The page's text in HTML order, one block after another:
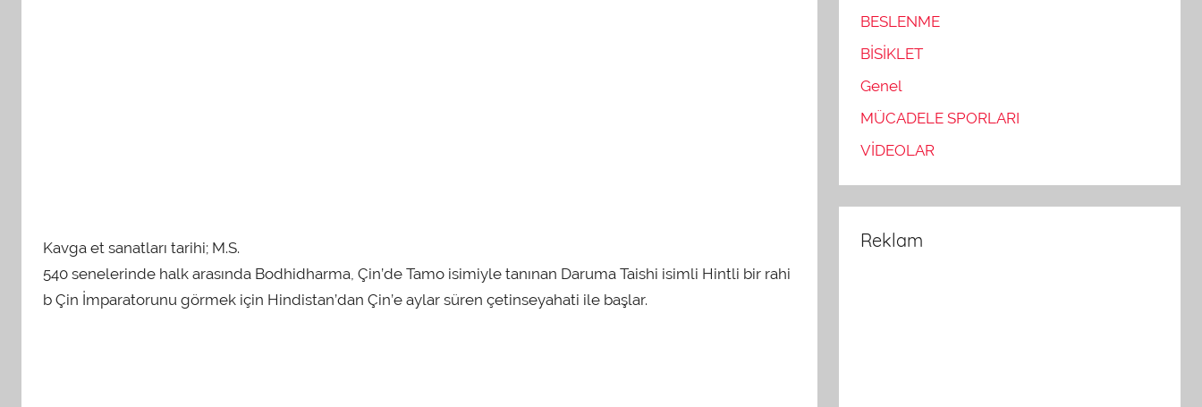
Kavga et sanatları tarihi; M.S.
540 senelerinde halk arasında Bodhidharma, Çin’de Tamo isimiyle tanınan Daruma Taishi isimli Hintli bir rahi
b Çin İmparatorunu görmek için Hindistan’dan Çin’e aylar süren çetinseyahati ile başlar.
BESLENME
BİSİKLET
Genel
MÜCADELE SPORLARI
VİDEOLAR
Reklam